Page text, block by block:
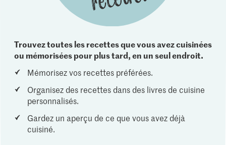
Trouvez toutes les recettes que vous avez cuisinées
ou mémorisées pour plus tard, en un seul endroit.
Mémorisez vos recettes préférées.
Organisez des recettes dans des livres de cuisine
personnalisés.
Gardez un aperçu de ce que vous avez déjà
cuisiné.